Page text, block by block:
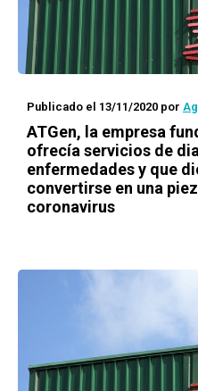
Publicado el 13/11/2020 por
ATGen, la empresa
ofrecía servicios de
enfermedades y que
convertirse en una
coronavirus